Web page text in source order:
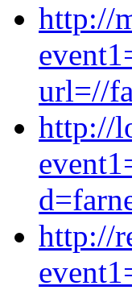
http://
url=//
http://
http://